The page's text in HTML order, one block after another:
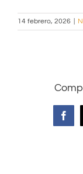
14 febrero, 2026